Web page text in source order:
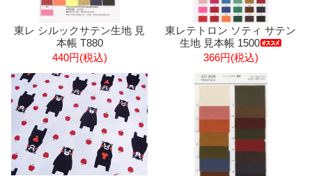
東レ シルックサテン生地 見
本帳 T880
440円(税込)
東レテトロン ソティ サテン
生地 見本帳 1500
366円(税込)